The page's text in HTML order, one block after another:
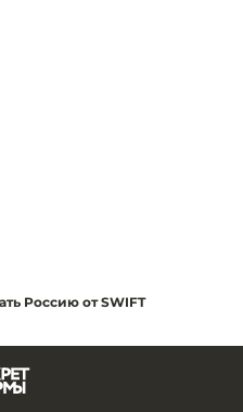
Россию от SWIFT